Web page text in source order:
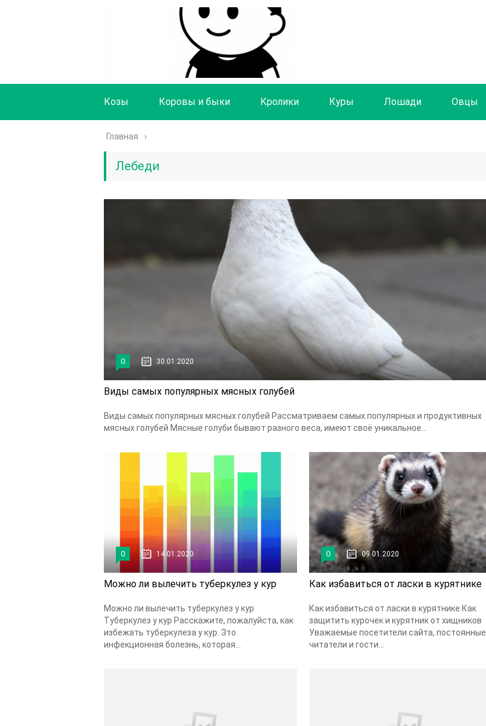
Козы Коровы и быки Кролики Куры Лошади Овцы
Главная
Лебеди
0 30.01.2020
Виды самых популярных мясных голубей
Виды самых популярных мясных голубей Рассматриваем самых популярных и продуктивных
мясных голубей Мясные голуби бывают разного веса, имеют своё уникальное...
0 14.01.2020
Можно ли вылечить туберкулез у кур
Можно ли вылечить туберкулез у кур
Туберкулез у кур Расскажите, пожалуйста, как
избежать туберкулеза у кур. Зто
инфекционная болезнь, которая...
0 09.01.2020
Как избавиться от ласки в курятнике
Как избавиться от ласки в курятнике Как
защитить курочек и курятник от хищников
Уважаемые посетители сайта, постоянные
читатели и гости...